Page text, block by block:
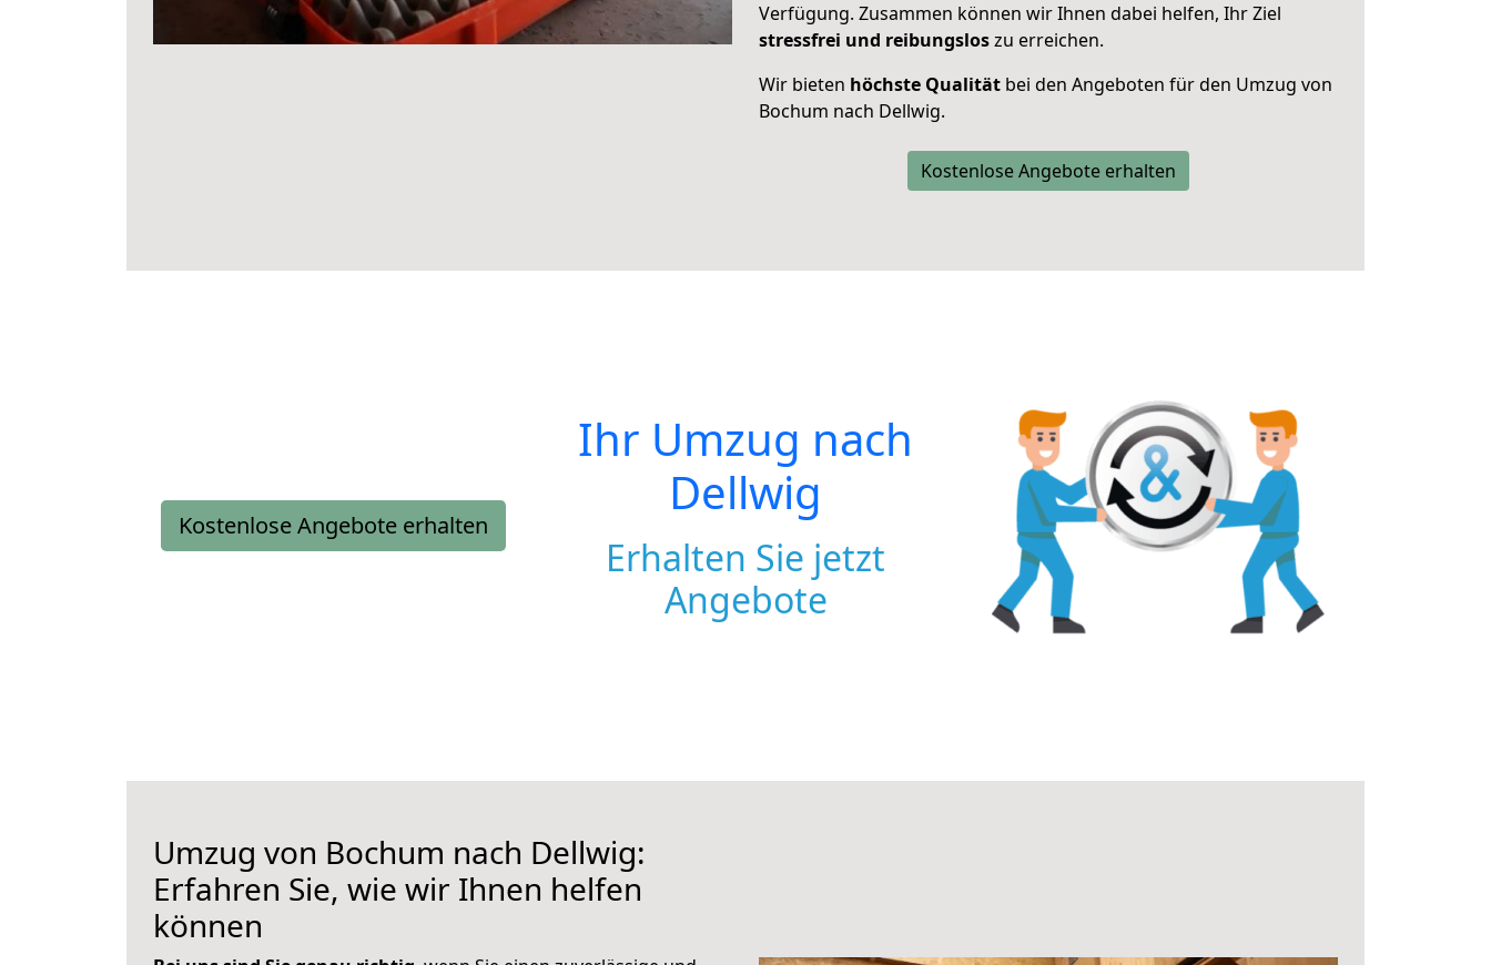
Verfügung. Zusammen können wir Ihnen dabei helfen, Ihr Ziel
stressfrei und reibungsloszu erreichen.
Wir bieten höchste Qualität bei den Angeboten für den Umzug von
Bochum nach Dellwig.
Kostenlose Angebote erhalten
Kostenlose Angebote erhalten
Ihr Umzug nach
Dellwig
Erhalten Sie jetzt
Angebote
Umzug von Bochum nach Dellwig:
Erfahren Sie, wie wir Ihnen helfen
können